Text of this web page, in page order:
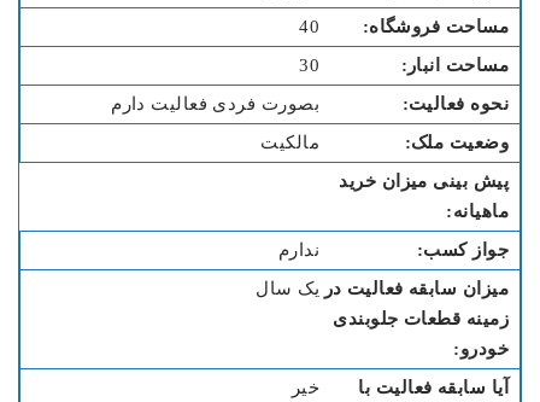
40
30
بصورت فردی فعالیت دارم
مالکیت
ندارم
یک سال
خیر